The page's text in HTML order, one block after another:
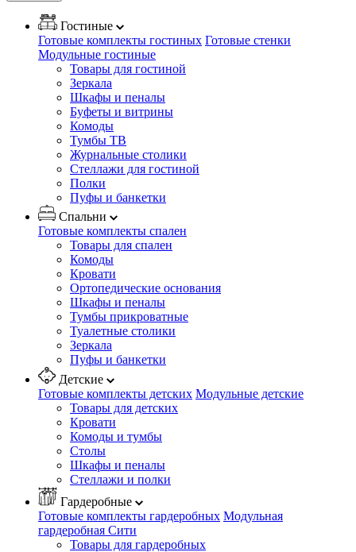
Гостиные
Готовые комплекты гостиных Готовые стенки
Модульные гостиные
Товары для гостиной
Зеркала
Шкафы и пеналы
Буфеты и витрины
Комоды
Тумбы ТВ
Журнальные столики
Стеллажи для гостиной
Полки
Пуфы и банкетки
Спальни
Готовые комплекты спален
Товары для спален
Комоды
Кровати
Ортопедические основания
Шкафы и пеналы
Тумбы прикроватные
Туалетные столики
Зеркала
Пуфы и банкетки
Детские
Готовые комплекты детских Модульные детские
Товары для детских
Кровати
Комоды и тумбы
Столы
Шкафы и пеналы
Стеллажи и полки
Гардеробные
Готовые комплекты гардеробных Модульная
гардеробная Сити
Товары для гардеробных